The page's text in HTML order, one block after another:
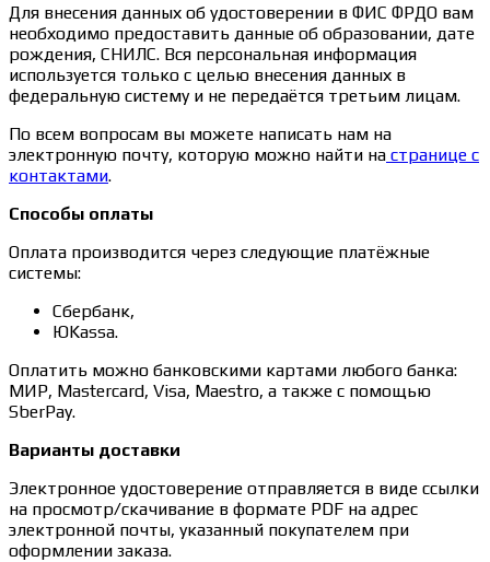
Для внесения данных об удостоверении в ФИС ФРДО вам
необходимо предоставить данные об образовании, дате
рождения, СНИЛС. Вся персональная информация
используется только с целью внесения данных в
федеральную систему и не передаётся третьим лицам.
По всем вопросам вы можете написать нам на
электронную почту, которую можно найти на странице с
контактами.
Способы оплаты
Оплата производится через следующие платёжные
системы:
Сбербанк,
ЮKassa.
Оплатить можно банковскими картами любого банка:
МИР, Mastercard, Visa, Maestro, а также с помощью
SberPay.
Варианты доставки
Электронное удостоверение отправляется в виде ссылки
на просмотр/скачивание в формате PDF на адрес
электронной почты, указанный покупателем при
оформлении заказа.